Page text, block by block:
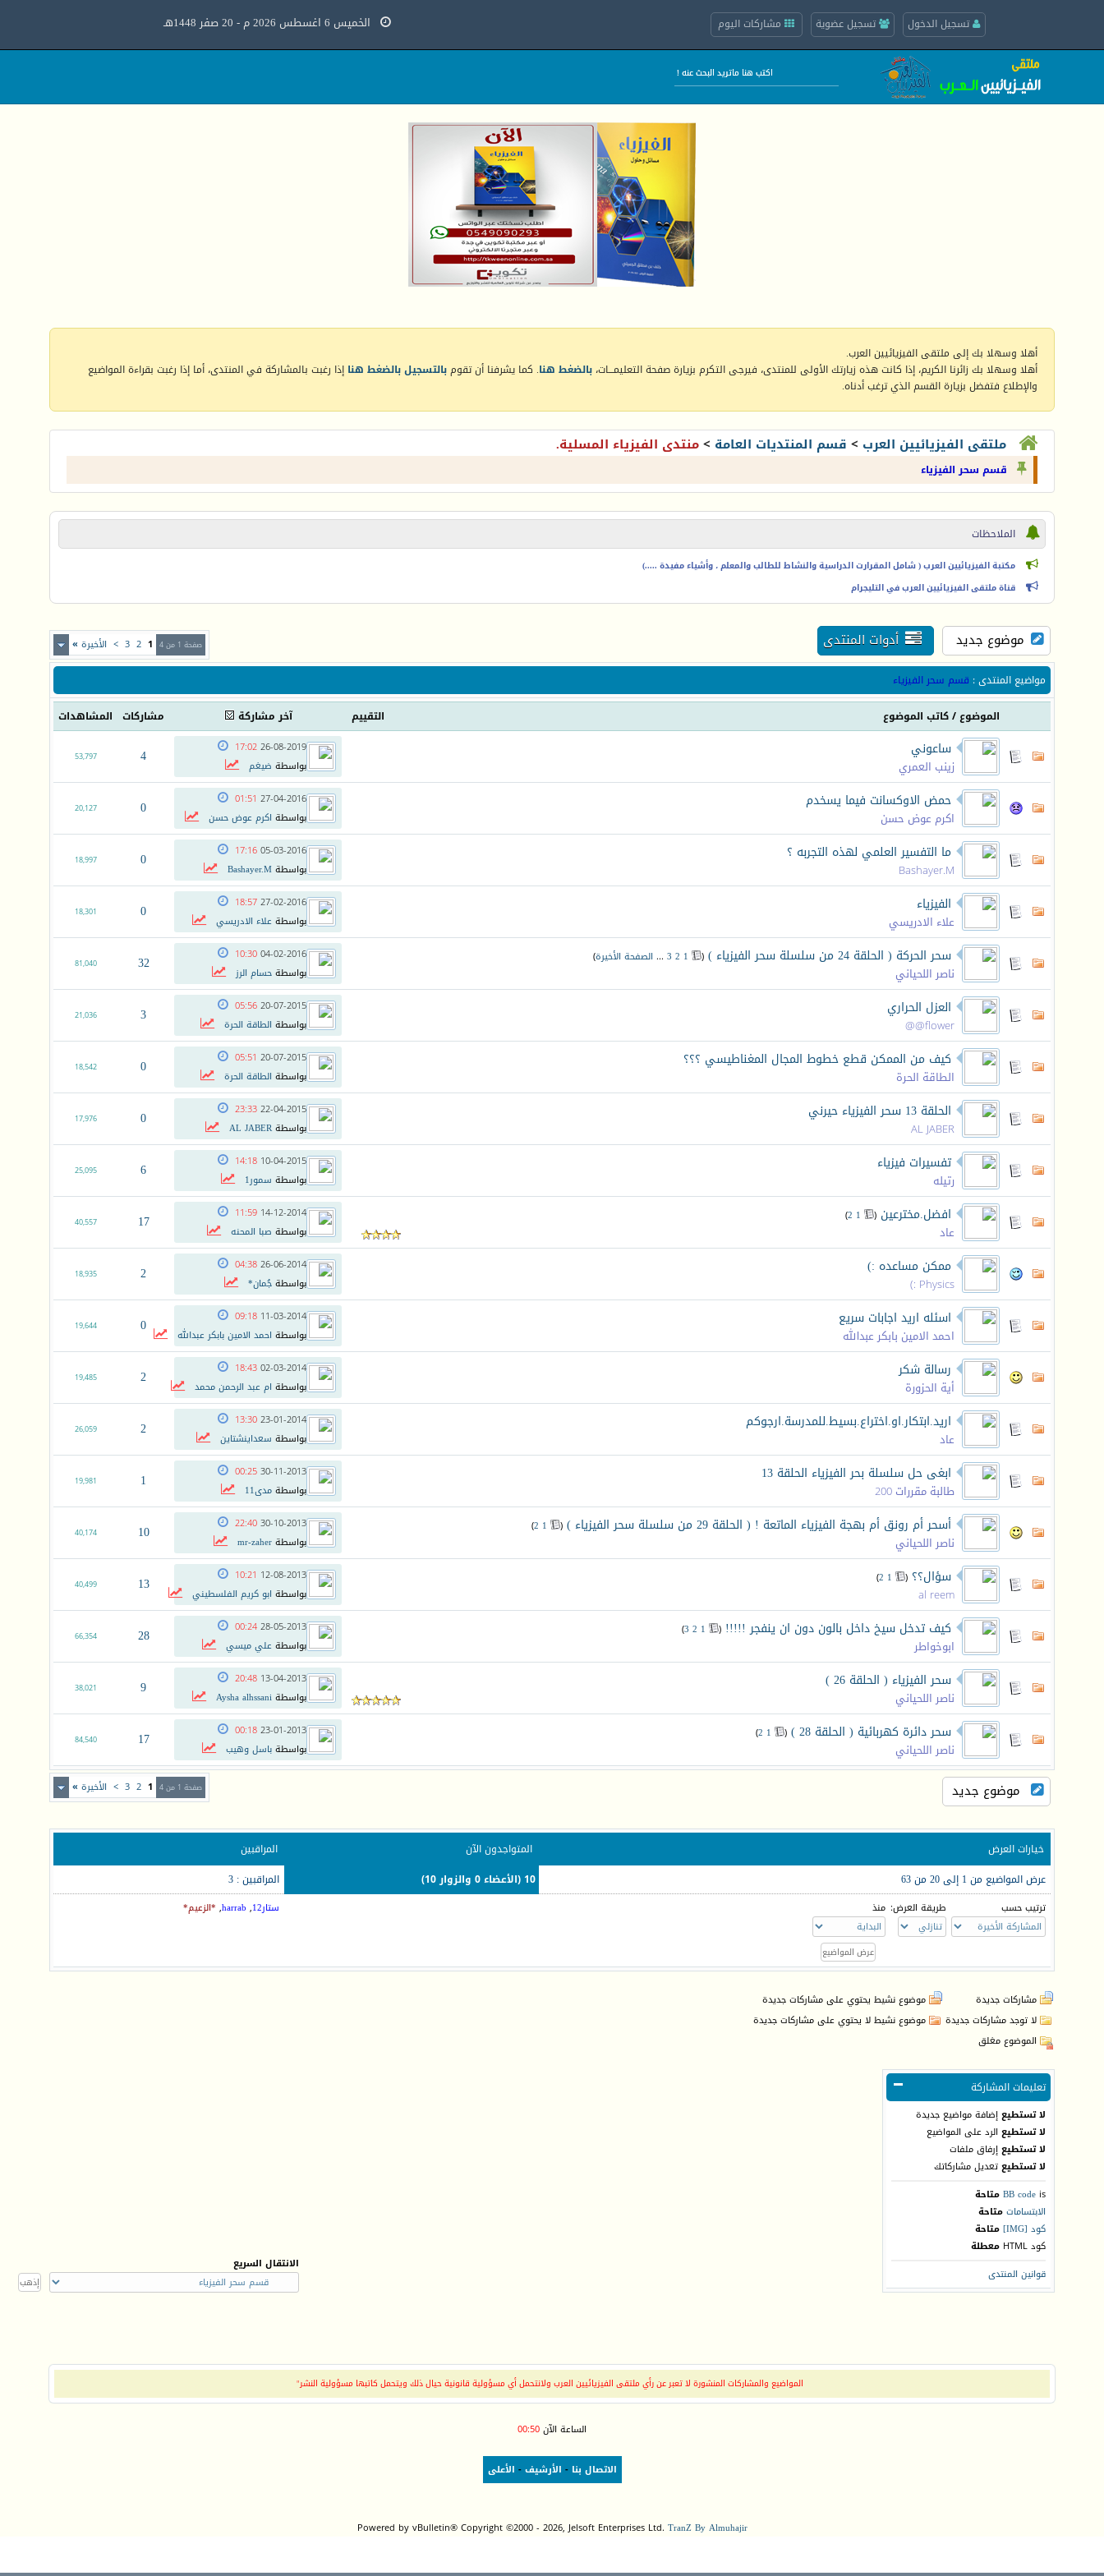
تسجيل الدخول تسجيل عضوية مشاركات اليوم الخميس 6 اغسطس 2026 م - 20 صفر 1448هـ
أهلا وسهلا بك إلى ملتقى الفيزيائيين العرب.
أهلا وسهلا بك زائرنا الكريم، إذا كانت هذه زيارتك الأولى للمنتدى، فيرجى التكرم بزيارة صفحة التعليمـــات، بالضغط هنا. كما يشرفنا أن تقومبالتسجيل بالضغط هنا إذا رغبت بالمشاركة في المنتدى، أما إذا رغبت بقراءة المواضيع
والإطلاع فتفضل بزيارة القسم الذي ترغب أدناه.
ملتقى الفيزيائيين العرب > قسم المنتديات العامة >منتدى الفيزياء المسلية.
قسم سحر الفيزياء
الملاحظات
مكتبة الفيزيائيين العرب ( شامل المقرارت الدراسية والنشاط للطالب والمعلم ، وأشياء مفيدة .....)
قناة ملتقى الفيزيائيين العرب في التليجرام
موضوع جديد أدوات المنتدى صفحة 1 من 4 1
2
3
> الأخيرة »
مواضيع المنتدى: قسم سحر الفيزياء
التقييم
الموضوع/كاتب الموضوع آخر مشاركة مشاركات المشاهدات
ساعوني
زينب العمري
26-08-2019
17:02
بواسطة ضيغم 4
53,797
حمض الاوكسانت فيما يسخدم
اكرم عوض حسن
27-04-2016
01:51
بواسطة اكرم عوض حسن 0
20,127
ما التفسير العلمي لهذه التجربه ؟
Bashayer.M
05-03-2016
17:16
بواسطةBashayer.M
0
18,997
الفيزياء
علاء الادريسي
27-02-2016
18:57
بواسطةعلاء الادريسي 0
18,301
سحر الحركة ( الحلقة 24 من سلسلة سحر الفيزياء ) (
1
2
3
... الصفحة الأخيرة)
ناصر اللحياني
04-02-2016
10:30
بواسطةحسام الرز 32
81,040
العزل الحراري
flower@@
20-07-2015
05:56
بواسطة الطاقة الحرة 3
21,036
كيف من الممكن قطع خطوط المجال المغناطيسي ؟؟؟
الطاقة الحرة
20-07-2015
05:51
بواسطة الطاقة الحرة 0
18,542
الحلقة 13 سحر الفيزياء حيرني
AL JABER
22-04-2015
23:33
بواسطةAL JABER
0
17,976
تفسيرات فيزياء
رتيله
10-04-2015
14:18
بواسطة سمور1 6
25,095
افضل.مخترعين (
1
2
)
عاد
14-12-2014
11:59
بواسطة صبا المحنه 17
40,557
ممكن مساعده :)
Physics :)
26-06-2014
04:38
بواسطةجُمان* 2
18,935
اسئله اريد اجابات سريع
احمد الامين بابكر عبدالله
11-03-2014
09:18
بواسطة احمد الامين بابكر عبدالله 0
19,644
رسالة شكر
أية الحزورة
02-03-2014
18:43
بواسطة ام عبد الرحمن محمد 2
19,485
اريد.ابتكار.او.اختراع.بسيط.للمدرسة.ارجوكم
عاد
23-01-2014
13:30
بواسطة سعداينشتاين 2
26,059
ابغى حل سلسلة بحر الفيزياء الحلقة 13
طالبة مقررات 200
30-11-2013
00:25
بواسطةمدى11 1
19,981
أسحر أم رونق أم بهجة الفيزياء الماتعة ! ( الحلقة 29 من سلسلة سحر الفيزياء ) (
1
2
)
ناصر اللحياني
30-10-2013
22:40
بواسطةmr-zaher
10
40,174
سؤال؟؟ (
1
2
)
al reem
12-08-2013
10:21
بواسطة ابو كريم الفلسطيني 13
40,499
كيف تدخل سيخ داخل بالون دون ان ينفجر !!!!! (
1
2
3
)
ابوخواطر
28-05-2013
00:24
بواسطةعلي ميسي 28
66,354
سحر الفيزياء ( الحلقة 26 )
ناصر اللحياني
13-04-2013
20:48
بواسطةAysha alhssani
9
38,021
سحر دائرة كهربائية ( الحلقة 28 ) (
1
2
)
ناصر اللحياني
23-01-2013
00:18
بواسطةباسل وهيب 17
84,540
موضوع جديد صفحة 1 من 4 1
2
3
> الأخيرة »
خيارات العرض المتواجدون الآن
المراقبين
عرض المواضيع من 1 إلى 20 من 63
10 (الأعضاء 0 والزوار 10) المراقبين : 3
ترتيب حسب طريقة العرض: منذ ستار12 ,
harrab
, *الزعيم*
مشاركات جديدة
موضوع نشيط يحتوي على مشاركات جديدة
لا توجد مشاركات جديدة
موضوع نشيط لا يحتوي على مشاركات جديدة
الموضوع مغلق
تعليمات المشاركة
لا تستطيعإضافة مواضيع جديدة
لا تستطيع الرد على المواضيع
لا تستطيعإرفاق ملفات
لا تستطيعتعديل مشاركاتك
BB code is
متاحة
الابتساماتمتاحة
كود [IMG]
متاحة
كود HTML
معطلة
قوانين المنتدى
الانتقال السريع
المواضيع والمشاركات المنشورة لا تعبر عن رأي ملتقى الفيزيائيين العرب ولانتحمل أي مسؤولية قانونية حيال ذلك ويتحمل كاتبها مسؤولية النشر"
الساعة الآن00:50
الاتصال بنا - الأرشيف- الأعلى
Powered by vBulletin® Copyright ©2000 - 2026, Jelsoft Enterprises Ltd. TranZ By Almuhajir